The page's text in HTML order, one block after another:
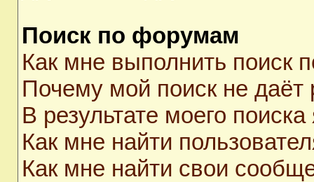
Поиск по форумам
Как мне выполнить
Почему мой поиск не даёт
В результате моего
Как мне найти
Как мне найти свои